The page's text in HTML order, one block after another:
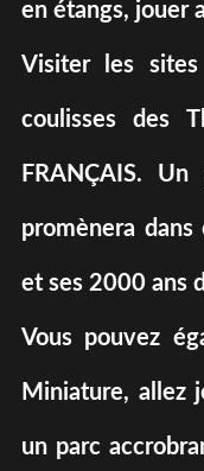
en étangs, jouer
Visiter les
coulisses des
FRANÇAIS.
promènera
et ses 2000 ans
Vous pouvez
Miniature, allez
un parc